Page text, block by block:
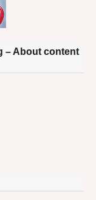
– About content